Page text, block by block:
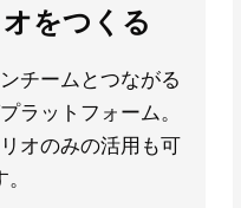
をつくる
チームとつながる
ラットフォーム。
オのみの活用も可